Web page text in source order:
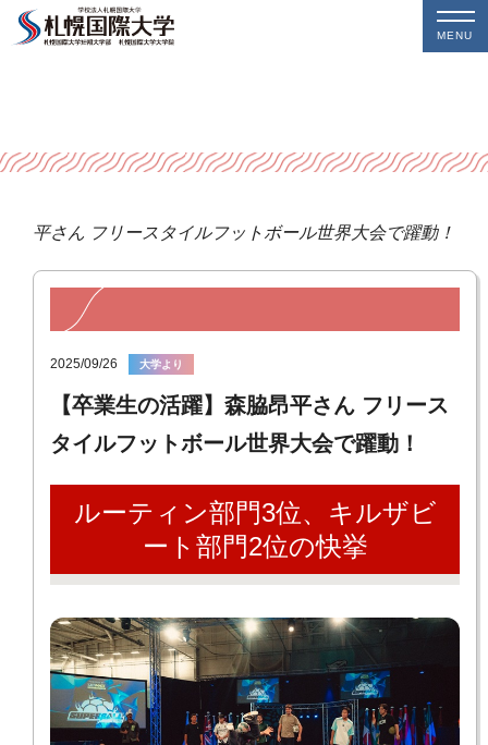
MENU
昂平さん フリースタイルフットボール世界大会で躍動！
2025/09/26 大学より
【卒業生の活躍】森脇昂平さん フリース
タイルフットボール世界大会で躍動！
ルーティン部門3位、キルザビ
ート部門2位の快挙